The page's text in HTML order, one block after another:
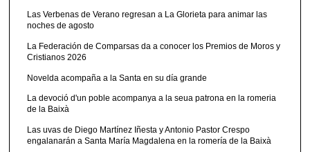
Las Verbenas de Verano regresan a La Glorieta para animar las
noches de agosto
La Federación de Comparsas da a conocer los Premios de Moros y
Cristianos 2026
Novelda acompaña a la Santa en su día grande
La devoció d'un poble acompanya a la seua patrona en la romeria
de la Baixà
Las uvas de Diego Martínez Iñesta y Antonio Pastor Crespo
engalanarán a Santa María Magdalena en la romería de la Baixà